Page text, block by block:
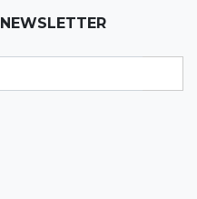
em R$ 5 mil por